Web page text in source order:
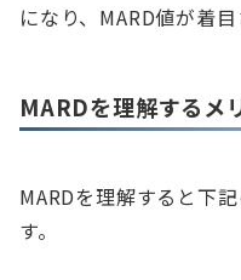
になり、MARD値が着目
MARDを理解するメ
MARDを理解すると下
す。